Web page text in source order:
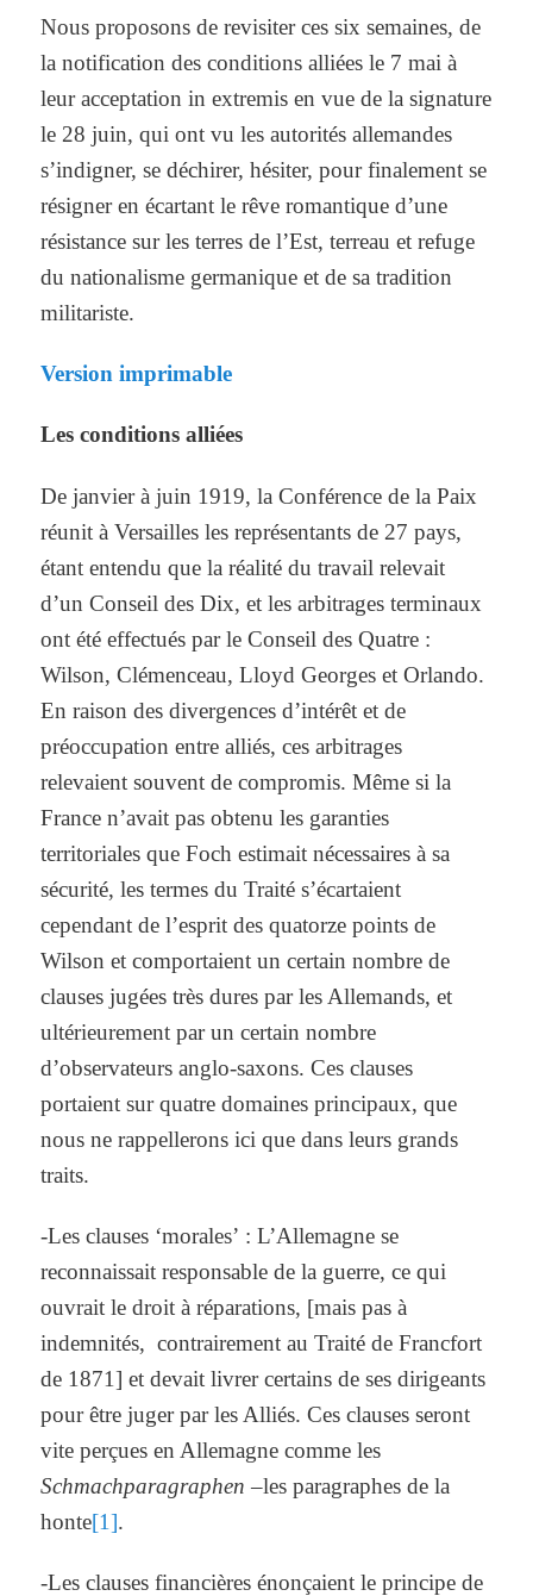
Nous proposons de revisiter ces six semaines, de
la notification des conditions alliées le 7 mai à
leur acceptation in extremis en vue de la signature
le 28 juin, qui ont vu les autorités allemandes
s’indigner, se déchirer, hésiter, pour finalement se
résigner en écartant le rêve romantique d’une
résistance sur les terres de l’Est, terreau et refuge
du nationalisme germanique et de sa tradition
militariste.
Version imprimable
Les conditions alliées
De janvier à juin 1919, la Conférence de la Paix
réunit à Versailles les représentants de 27 pays,
étant entendu que la réalité du travail relevait
d’un Conseil des Dix, et les arbitrages terminaux
ont été effectués par le Conseil des Quatre :
Wilson, Clémenceau, Lloyd Georges et Orlando.
En raison des divergences d’intérêt et de
préoccupation entre alliés, ces arbitrages
relevaient souvent de compromis. Même si la
France n’avait pas obtenu les garanties
territoriales que Foch estimait nécessaires à sa
sécurité, les termes du Traité s’écartaient
cependant de l’esprit des quatorze points de
Wilson et comportaient un certain nombre de
clauses jugées très dures par les Allemands, et
ultérieurement par un certain nombre
d’observateurs anglo-saxons. Ces clauses
portaient sur quatre domaines principaux, que
nous ne rappellerons ici que dans leurs grands
traits.
-Les clauses ‘morales’ : L’Allemagne se
reconnaissait responsable de la guerre, ce qui
ouvrait le droit à réparations, [mais pas à
indemnités, contrairement au Traité de Francfort
de 1871] et devait livrer certains de ses dirigeants
pour être juger par les Alliés. Ces clauses seront
vite perçues en Allemagne comme les
Schmachparagraphen –les paragraphes de la
honte[1].
-Les clauses financières énonçaient le principe de